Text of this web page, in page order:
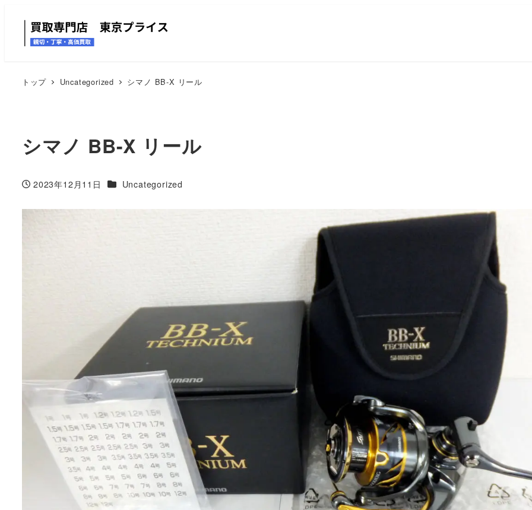
トップ Uncategorized シマノ BB-X リール
シマノ BB-X リール
投稿日
2023年12月11日 カテゴリー
Uncategorized